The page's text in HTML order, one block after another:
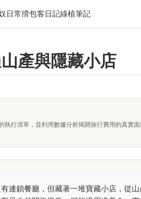
日常揹包客日記綠植筆記
產與隱藏小店
行清單，並利用數據分析揭開旅行費用的真實
連鎖餐廳，但藏著一堆寶藏小店，從